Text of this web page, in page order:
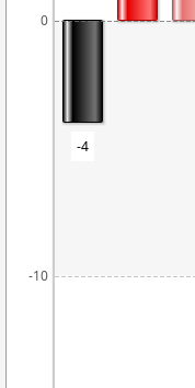
-10
0
-4